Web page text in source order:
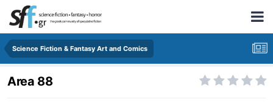
Science Fiction & Fantasy Art and Comics
Area 88